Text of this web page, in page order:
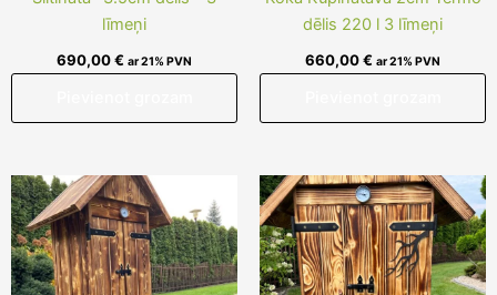
līmeņi
690,00€ ar 21% PVN
dēlis 220 l 3 līmeņi
660,00€ ar 21% PVN